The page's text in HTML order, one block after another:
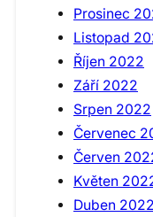
Prosinec
Listopad
Říjen 2022
Září 2022
Srpen 2022
Červenec
Červen
Květen
Duben 2022